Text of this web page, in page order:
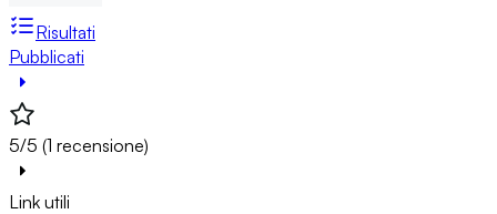
Risultati
Pubblicati
5/5 (1 recensione)
Link utili